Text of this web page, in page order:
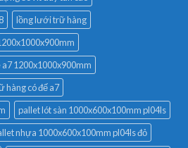
lồng lưới trữ hàng
1200x1000x900mm
hàng có đế a7
pallet lót sàn 1000x600x100mm pl04ls
nhựa 1000x600x100mm pl04ls đỏ